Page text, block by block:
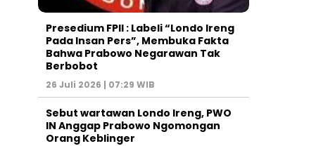
Presedium FPII : Labeli “Londo Ireng
Pada Insan Pers”, Membuka Fakta
Bahwa Prabowo Negarawan Tak
Berbobot
26 Juli 2026 | 07:29 WIB
Sebut wartawan Londo Ireng, PWO
IN Anggap Prabowo Ngomongan
Orang Keblinger